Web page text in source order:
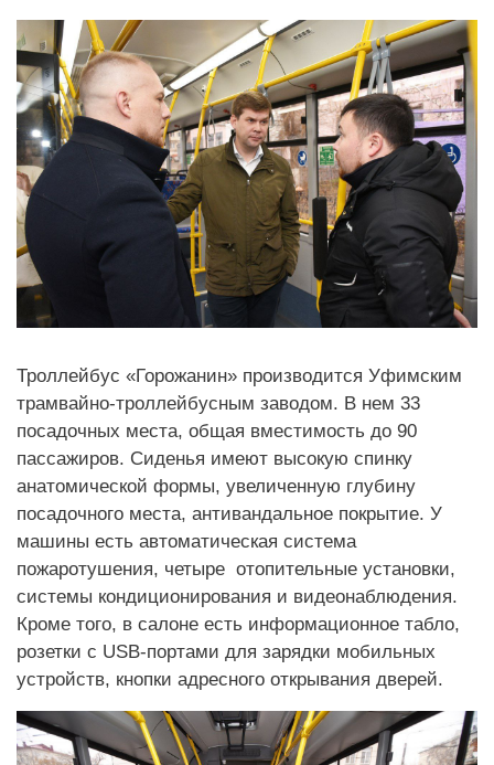
Троллейбус «Горожанин» производится Уфимским
трамвайно-троллейбусным заводом. В нем 33
посадочных места, общая вместимость до 90
пассажиров. Сиденья имеют высокую спинку
анатомической формы, увеличенную глубину
посадочного места, антивандальное покрытие. У
машины есть автоматическая система
пожаротушения, четыре отопительные установки,
системы кондиционирования и видеонаблюдения.
Кроме того, в салоне есть информационное табло,
розетки с USB-портами для зарядки мобильных
устройств, кнопки адресного открывания дверей.